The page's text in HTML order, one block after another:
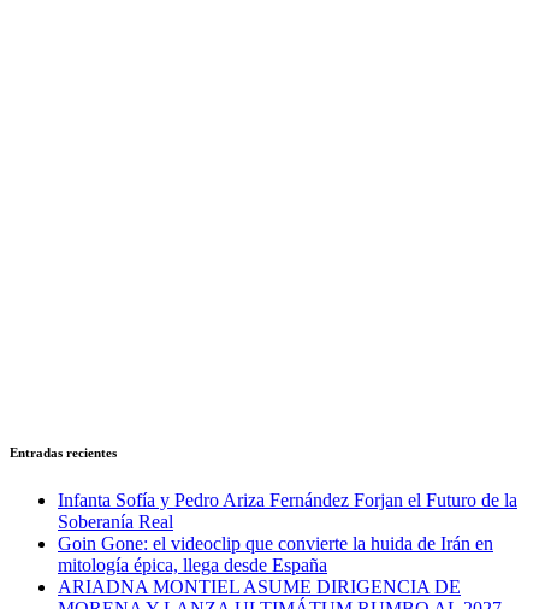
Entradas recientes
Infanta Sofía y Pedro Ariza Fernández Forjan el Futuro de la
Soberanía Real
Goin Gone: el videoclip que convierte la huida de Irán en
mitología épica, llega desde España
ARIADNA MONTIEL ASUME DIRIGENCIA DE